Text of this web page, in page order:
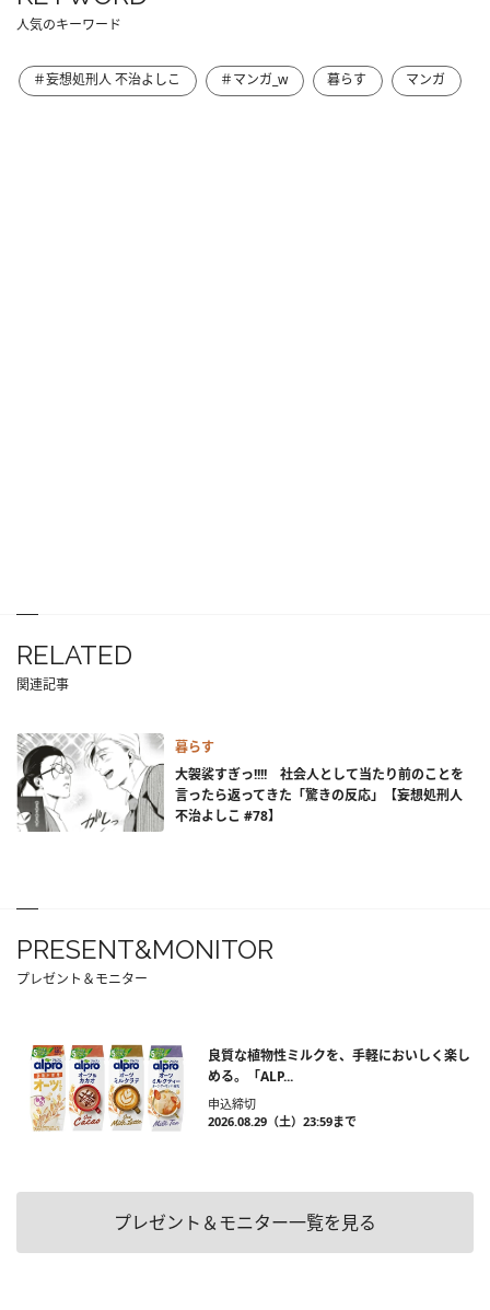
人気のキーワード
＃妄想処刑人 不治よしこ ＃マンガ_w 暮らす マンガ
RELATED
関連記事
暮らす
大袈裟すぎっ!!!! 社会人として当たり前のことを
言ったら返ってきた「驚きの反応」【妄想処刑人
不治よしこ #78】
PRESENT&MONITOR
プレゼント＆モニター
良質な植物性ミルクを、手軽においしく楽し
める。「ALP...
申込締切
2026.08.29（土）23:59まで
プレゼント＆モニター一覧を見る